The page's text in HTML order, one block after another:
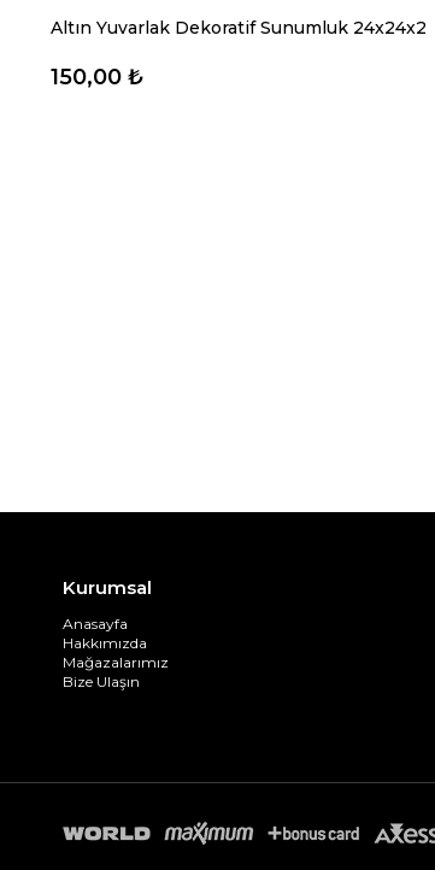
Altın Yuvarlak Dekoratif Sunumluk 24x24x2
150,00 ₺
Kurumsal
Anasayfa
Hakkımızda
Mağazalarımız
Bize Ulaşın